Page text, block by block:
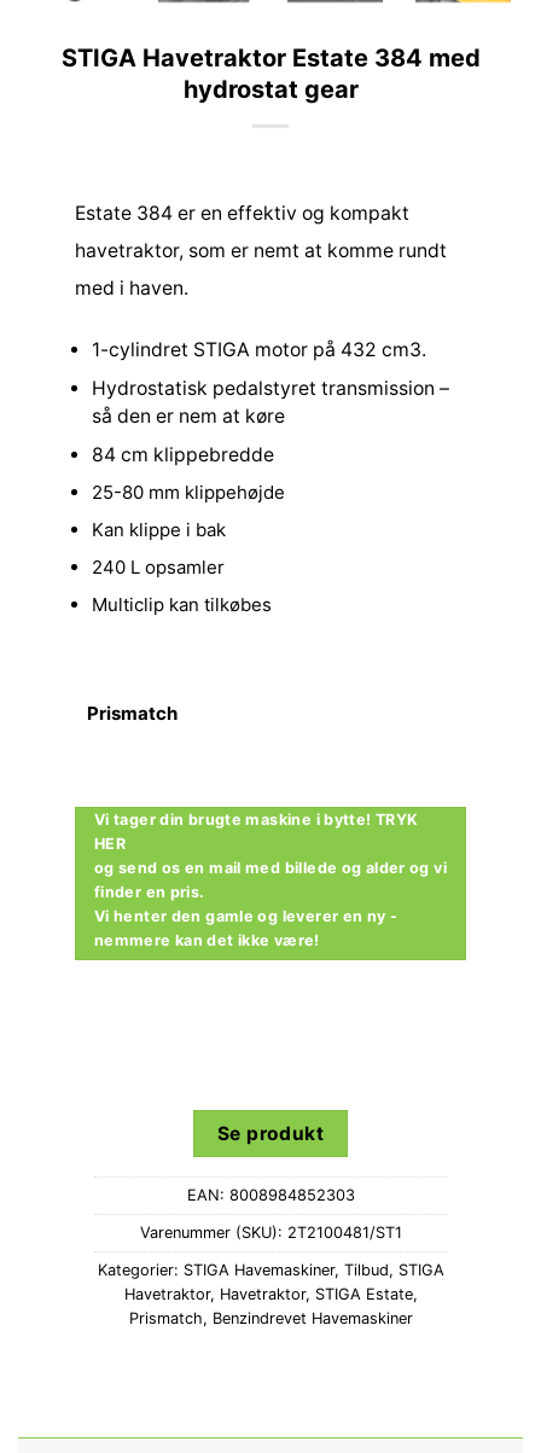
STIGA Havetraktor Estate 384 med
hydrostat gear
Estate 384 er en effektiv og kompakt
havetraktor, som er nemt at komme rundt
med i haven.
1-cylindret STIGA motor på 432 cm3.
Hydrostatisk pedalstyret transmission –
så den er nem at køre
84 cm klippebredde
25-80 mm klippehøjde
Kan klippe i bak
240 L opsamler
Multiclip kan tilkøbes
Prismatch
Vi tager din brugte maskine i bytte! TRYK
HER
og send os en mail med billede og alder og vi
finder en pris.
Vi henter den gamle og leverer en ny -
nemmere kan det ikke være!
Se produkt
EAN: 8008984852303
Varenummer (SKU): 2T2100481/ST1
Kategorier: STIGA Havemaskiner, Tilbud, STIGA
Havetraktor, Havetraktor, STIGA Estate,
Prismatch, Benzindrevet Havemaskiner